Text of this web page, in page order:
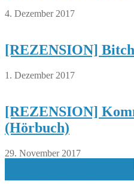
4. Dezember 2017
[REZENSION] Bitch
1. Dezember 2017
[REZENSION]
(Hörbuch)
29. November 2017